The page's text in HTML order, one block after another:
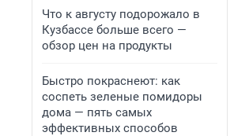
Что к августу подорожало в
Кузбассе больше всего —
обзор цен на продукты
Быстро покраснеют: как
соспеть зеленые помидоры
дома — пять самых
эффективных способов